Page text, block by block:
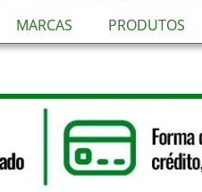
MARCAS PRODUTOS